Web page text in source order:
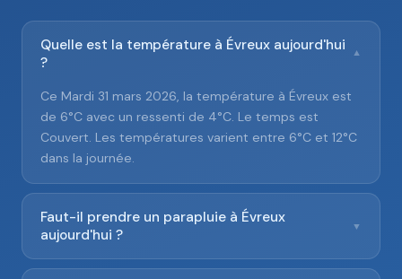
Quelle est la température à Évreux aujourd'hui
?
▼
Ce Mardi 31 mars 2026, la température à Évreux est
de 6°C avec un ressenti de 4°C. Le temps est
Couvert. Les températures varient entre 6°C et 12°C
dans la journée.
Faut-il prendre un parapluie à Évreux
aujourd'hui ?
▼